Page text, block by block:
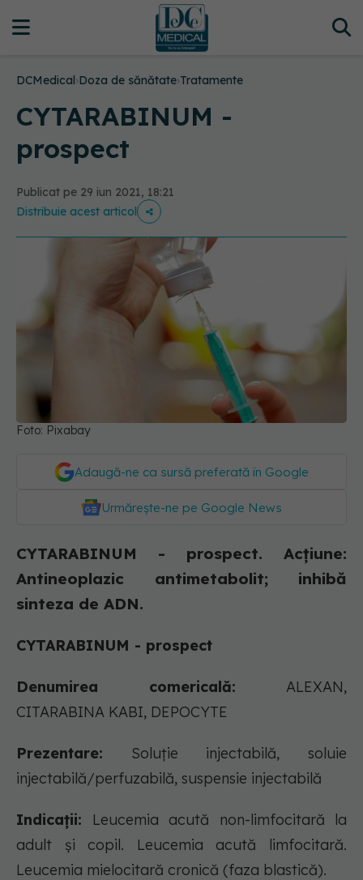
DCMedical›Doza de sănătate›Tratamente
CYTARABINUM -
prospect
Publicat pe 29 iun 2021, 18:21
Distribuie acest articol
Foto: Pixabay
Adaugă-ne ca sursă preferată în Google
Urmărește-ne pe Google News
CYTARABINUM - prospect. Acţiune:
Antineoplazic antimetabolit; inhibă
sinteza de ADN.
CYTARABINUM - prospect
Denumirea comericală: ALEXAN,
CITARABINA KABI, DEPOCYTE
Prezentare: Soluție injectabilă, soluie
injectabilă/perfuzabilă, suspensie injectabilă
Indicații: Leucemia acută non-limfocitară la
adult şi copil. Leucemia acută limfocitară.
Leucemia mielocitară cronică (faza blastică).